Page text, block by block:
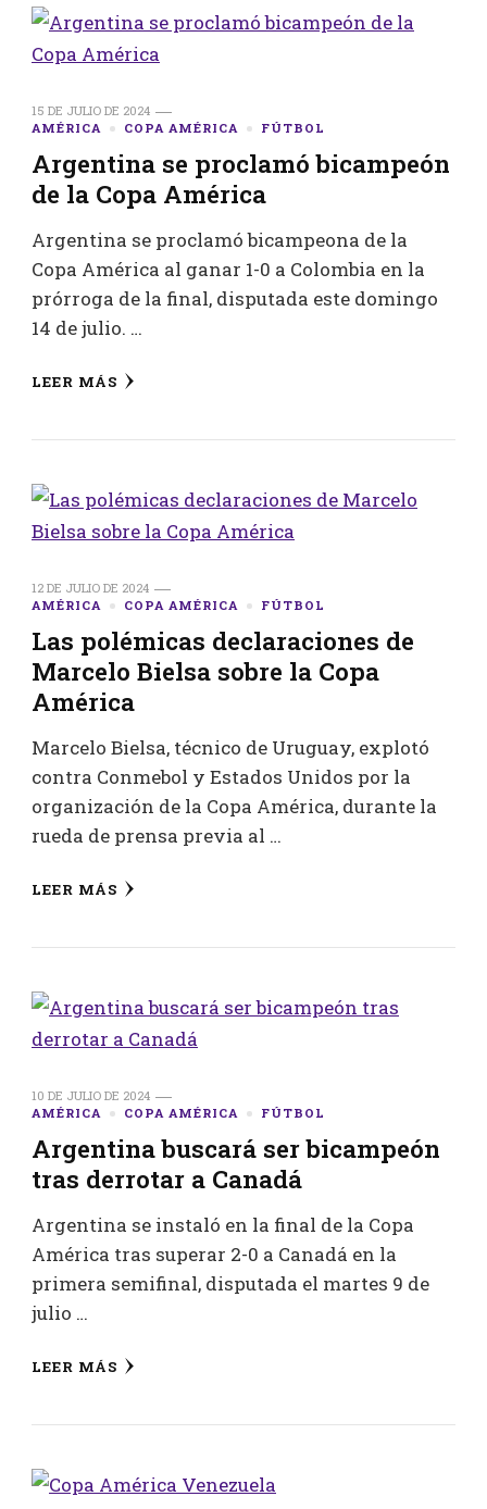
15 DE JULIO DE 2024
AMÉRICA
COPA AMÉRICA FÚTBOL
Argentina se proclamó bicampeón
de la Copa América
Argentina se proclamó bicampeona de la
Copa América al ganar 1-0 a Colombia en la
prórroga de la final, disputada este domingo
14 de julio. …
LEER MÁS
12 DE JULIO DE 2024
AMÉRICA
COPA AMÉRICA FÚTBOL
Las polémicas declaraciones de
Marcelo Bielsa sobre la Copa
América
Marcelo Bielsa, técnico de Uruguay, explotó
contra Conmebol y Estados Unidos por la
organización de la Copa América, durante la
rueda de prensa previa al …
LEER MÁS
10 DE JULIO DE 2024
AMÉRICA
COPA AMÉRICA FÚTBOL
Argentina buscará ser bicampeón
tras derrotar a Canadá
Argentina se instaló en la final de la Copa
América tras superar 2-0 a Canadá en la
primera semifinal, disputada el martes 9 de
julio …
LEER MÁS